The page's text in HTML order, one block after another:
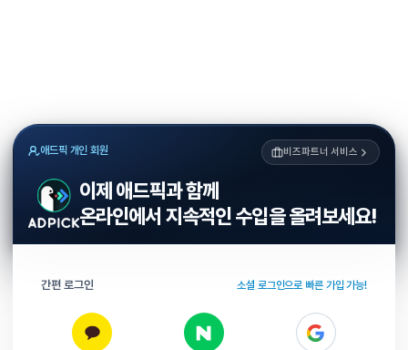
애드픽 개인 회원 비즈파트너 서비스
이제 애드픽과 함께
온라인에서 지속적인 수입을 올려보세요!
간편 로그인 소셜 로그인으로 빠른 가입 가능!